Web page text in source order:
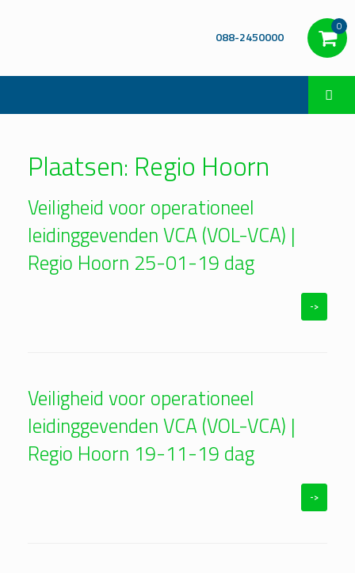
088-2450000
0
Plaatsen: Regio Hoorn
Veiligheid voor operationeel
leidinggevenden VCA (VOL-VCA) |
Regio Hoorn 25-01-19 dag
->
Veiligheid voor operationeel
leidinggevenden VCA (VOL-VCA) |
Regio Hoorn 19-11-19 dag
->